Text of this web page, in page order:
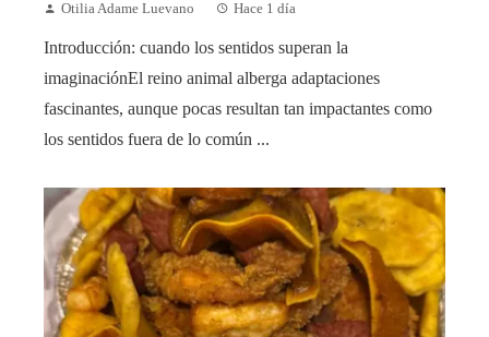
Otilia Adame Luevano Hace 1 día
Introducción: cuando los sentidos superan la
imaginaciónEl reino animal alberga adaptaciones
fascinantes, aunque pocas resultan tan impactantes como
los sentidos fuera de lo común ...